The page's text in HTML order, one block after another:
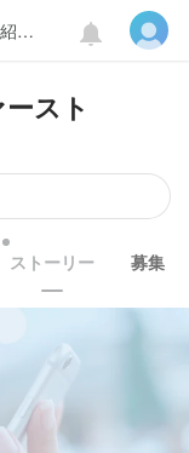
♪
スト
ストーリー 募集